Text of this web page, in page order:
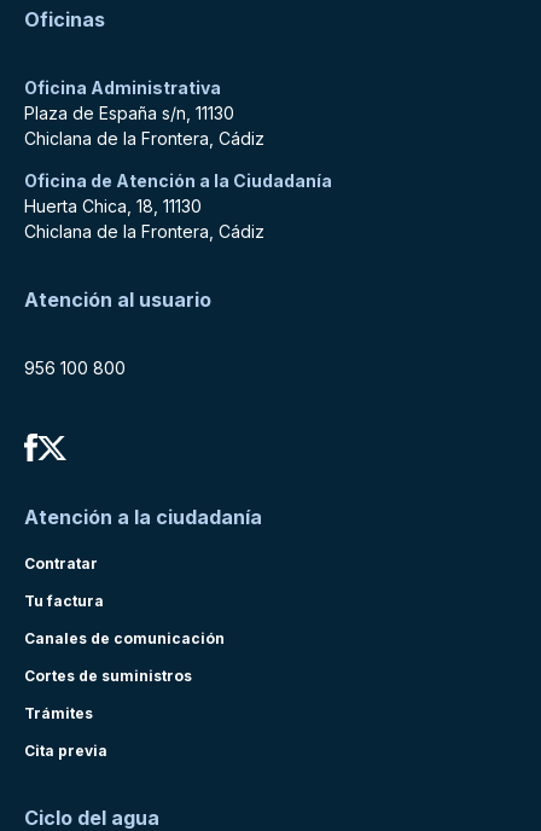
Oficinas
Oficina Administrativa
Plaza de España s/n, 11130
Chiclana de la Frontera, Cádiz
Oficina de Atención a la Ciudadanía
Huerta Chica, 18, 11130
Chiclana de la Frontera, Cádiz
Atención al usuario
956 100 800
Atención a la ciudadanía
Contratar
Tu factura
Canales de comunicación
Cortes de suministros
Trámites
Cita previa
Ciclo del agua